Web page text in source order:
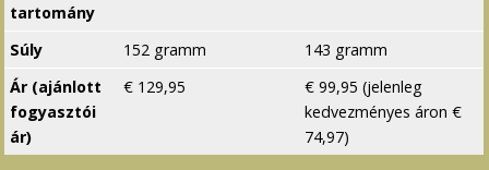
tartomány
Súly 152 gramm
143 gramm
Ár (ajánlott
fogyasztói
ár)
€ 129,95
€ 99,95 (jelenleg
kedvezményes áron €
74,97)